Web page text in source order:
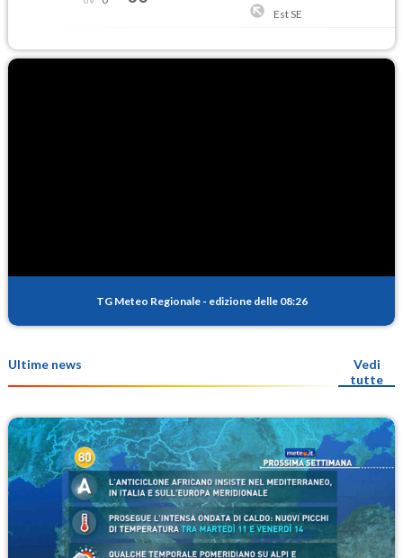
Est SE
TG Meteo Regionale - edizione delle 08:26
Ultime news
Vedi
tutte